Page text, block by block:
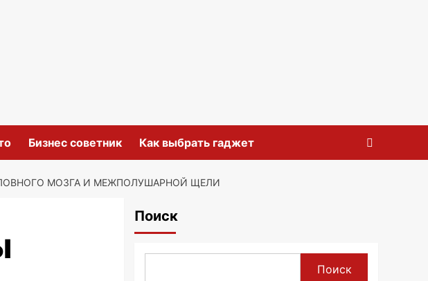
Бизнес советник Как выбрать гаджет
МОЗГА И МЕЖПОЛУШАРНОЙ ЩЕЛИ
Поиск
Поиск